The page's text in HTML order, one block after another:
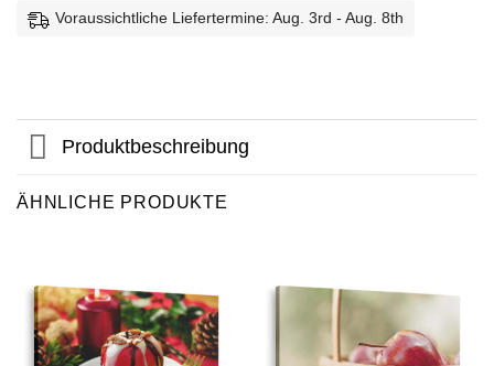
Voraussichtliche Liefertermine: Aug. 3rd - Aug. 8th
Produktbeschreibung
ÄHNLICHE PRODUKTE